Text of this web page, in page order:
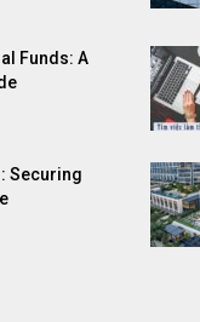
Funds: A
Securing